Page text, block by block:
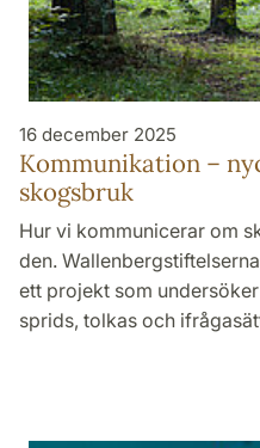
16 december 2025
Kommunikation –
skogsbruk
Hur vi kommunicerar om
den.
ett projekt som
sprids, tolkas och